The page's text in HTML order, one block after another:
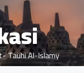
Tauhi Al-Islamy